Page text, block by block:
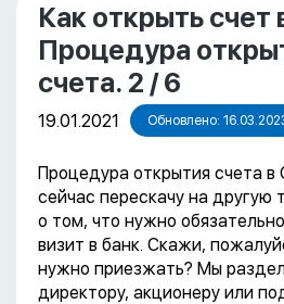
Как открыть счет
Процедура
счета. 2 / 6
19.01.2021 Обновлено:
Процедура открытия счета
сейчас перескачу на другую
о том, что нужно
визит в банк. Скажи,
нужно приезжать? Мы
директору, акционеру или